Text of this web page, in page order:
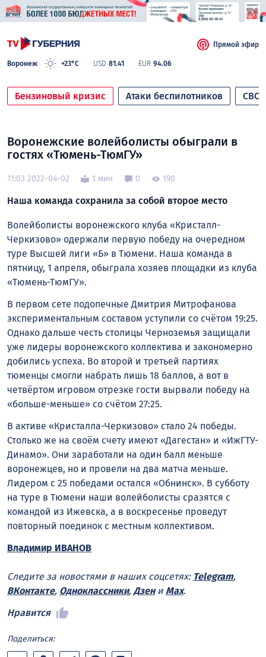
Воронеж +23°C USD 81.41 EUR 94.06
Прямой эфир
Бензиновый кризис Атаки беспилотников СВО
Воронежские волейболисты обыграли в
гостях «Тюмень-ТюмГУ»
11:03 2022-04-02 1 мин 0 190
Наша команда сохранила за собой второе место
Волейболисты воронежского клуба «Кристалл-
Черкизово» одержали первую победу на очередном
туре Высшей лиги «Б» в Тюмени. Наша команда в
пятницу, 1 апреля, обыграла хозяев площадки из клуба
«Тюмень-ТюмГУ».
В первом сете подопечные Дмитрия Митрофанова
экспериментальным составом уступили со счётом 19:25.
Однако дальше честь столицы Черноземья защищали
уже лидеры воронежского коллектива и закономерно
добились успеха. Во второй и третьей партиях
тюменцы смогли набрать лишь 18 баллов, а вот в
четвёртом игровом отрезке гости вырвали победу на
«больше-меньше» со счётом 27:25.
В активе «Кристалла-Черкизово» стало 24 победы.
Столько же на своём счету имеют «Дагестан» и «ИжГТУ-
Динамо». Они заработали на один балл меньше
воронежцев, но и провели на два матча меньше.
Лидером с 25 победами остался «Обнинск». В субботу
на туре в Тюмени наши волейболисты сразятся с
командой из Ижевска, а в воскресенье проведут
повторный поединок с местным коллективом.
Владимир ИВАНОВ
Следите за новостями в наших соцсетях: Telegram,
ВКонтакте, Одноклассники, Дзени Max.
Нравится
Поделиться: